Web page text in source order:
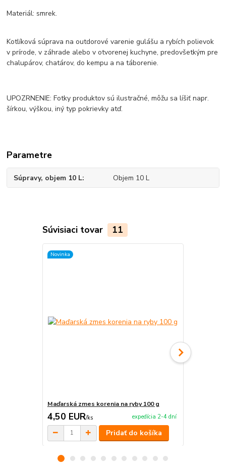
Materiál: smrek.
Kotlíková súprava na outdorové varenie gulášu a rybích polievok
v prírode, v záhrade alebo v otvorenej kuchyne, predovšetkým pre
chalupárov, chatárov, do kempu a na táborenie.
UPOZRNENIE: Fotky produktov sú ilustračné, môžu sa líšiť napr.
šírkou, výškou, iný typ pokrievky atď.
Parametre
Súpravy, objem 10 L Objem 10 L
Súvisiaci tovar 11
Novinka
Maďarská zmes korenia na ryby 100 g
4,50 EUR/ks expedícia 2-4 dní
Pridať do košíka